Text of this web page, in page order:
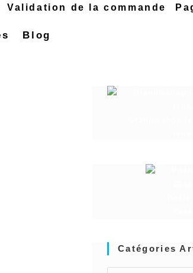
Validation de la commande
Blog
Catégories